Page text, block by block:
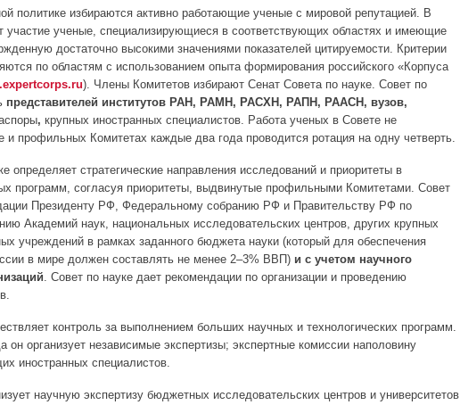
политике избираются активно работающие ученые с мировой репутацией. В
участие ученые, специализирующиеся в соответствующих областях и имеющие
достаточно высокими значениями показателей цитируемости. Критерии
по областям с использованием опыта формирования российского «Корпуса
). Члены Комитетов избирают Сенат Совета по науке. Совет по
представителей институтов РАН, РАМН, РАСХН, РАПН, РААСН, вузов,
, крупных иностранных специалистов. Работа ученых в Совете не
и профильных Комитетах каждые два года проводится ротация на одну четверть.
определяет стратегические направления исследований и приоритеты в
программ, согласуя приоритеты, выдвинутые профильными Комитетами. Совет
Президенту РФ, Федеральному собранию РФ и Правительству РФ по
Академий наук, национальных исследовательских центров, других крупных
учреждений в рамках заданного бюджета науки (который для обеспечения
в мире должен составлять не менее 2–3% ВВП) и с учетом научного
. Совет по науке дает рекомендации по организации и проведению
контроль за выполнением больших научных и технологических программ.
он организует независимые экспертизы; экспертные комиссии наполовину
иностранных специалистов.
научную экспертизу бюджетных исследовательских центров и университетов